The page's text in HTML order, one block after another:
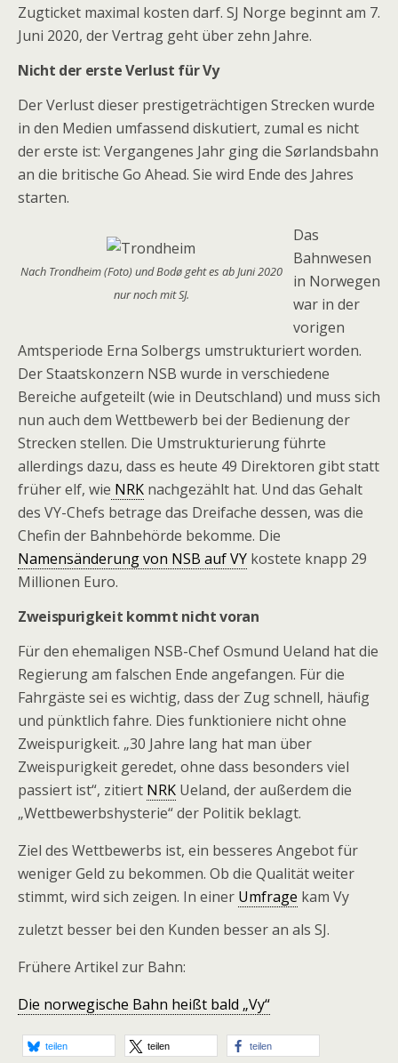
Zugticket maximal kosten darf. SJ Norge beginnt am 7.
Juni 2020, der Vertrag geht über zehn Jahre.
Nicht der erste Verlust für Vy
Der Verlust dieser prestigeträchtigen Strecken wurde
in den Medien umfassend diskutiert, zumal es nicht
der erste ist: Vergangenes Jahr ging die Sørlandsbahn
an die britische Go Ahead. Sie wird Ende des Jahres
starten.
Nach Trondheim (Foto) und Bodø geht es ab Juni 2020
nur noch mit SJ.
Das
Bahnwesen
in Norwegen
war in der
vorigen
Amtsperiode Erna Solbergs umstrukturiert worden.
Der Staatskonzern NSB wurde in verschiedene
Bereiche aufgeteilt (wie in Deutschland) und muss sich
nun auch dem Wettbewerb bei der Bedienung der
Strecken stellen. Die Umstrukturierung führte
allerdings dazu, dass es heute 49 Direktoren gibt statt
früher elf, wie NRK nachgezählt hat. Und das Gehalt
des VY-Chefs betrage das Dreifache dessen, was die
Chefin der Bahnbehörde bekomme. Die
Namensänderung von NSB auf VY kostete knapp 29
Millionen Euro.
Zweispurigkeit kommt nicht voran
Für den ehemaligen NSB-Chef Osmund Ueland hat die
Regierung am falschen Ende angefangen. Für die
Fahrgäste sei es wichtig, dass der Zug schnell, häufig
und pünktlich fahre. Dies funktioniere nicht ohne
Zweispurigkeit. „30 Jahre lang hat man über
Zweispurigkeit geredet, ohne dass besonders viel
passiert ist“, zitiert NRK Ueland, der außerdem die
„Wettbewerbshysterie“ der Politik beklagt.
Ziel des Wettbewerbs ist, ein besseres Angebot für
weniger Geld zu bekommen. Ob die Qualität weiter
stimmt, wird sich zeigen. In einer Umfrage kam Vy
zuletzt besser bei den Kunden besser an als SJ.
Frühere Artikel zur Bahn:
Die norwegische Bahn heißt bald „Vy“
teilen teilen teilen